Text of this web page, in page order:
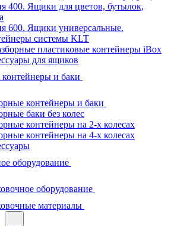
400. Ящики для цветов, бутылок,
600. Ящики универсальные.
системы KLT
пластиковые контейнеры iBox
для ящиков
и баки
контейнеры и баки
баки без колес
контейнеры на 2-х колесах
контейнеры на 4-х колесах
оборудование
оборудование
материалы